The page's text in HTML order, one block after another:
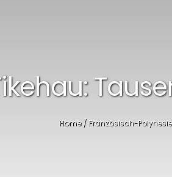
Home/ Französisch-